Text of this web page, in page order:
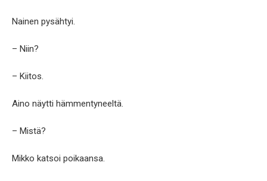
Nainen pysähtyi.
– Niin?
– Kiitos.
Aino näytti hämmentyneeltä.
– Mistä?
Mikko katsoi poikaansa.